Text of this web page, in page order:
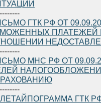
ГТК РФ ОТ
ПЛАТЕЖЕЙ
МНС РФ ОТ
ГТК РФ